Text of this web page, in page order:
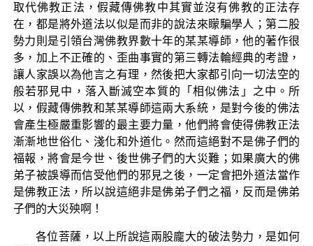
取代佛教正法，假藏傳佛教中其實並沒有佛教的正法存
在，都是將外道法以似是而非的說法來矇騙學人；第二股
勢力則是引領台灣佛教界數十年的某某導師，他的著作很
多，加上不正確的、歪曲事實的第三轉法輪經典的考證，
讓人家誤以為他言之有理，然後把大家都引向一切法空的
般若邪見中，落入斷滅空本質的「相似佛法」之中。所
以，假藏傳佛教和某某導師這兩大系統，是對今後的佛法
會產生極嚴重影響的最主要力量，他們將會使得佛教正法
漸漸地世俗化、淺化和外道化。然而這絕對不是佛子們的
福報，將會是今世、後世佛子們的大災難；如果廣大的佛
弟子被誤導而信受他們的邪見之後，一定會把外道法當作
是佛教正法，所以說這絕非是佛弟子們之福，反而是佛弟
子們的大災殃啊！
各位菩薩，以上所說這兩股龐大的破法勢力，是如何